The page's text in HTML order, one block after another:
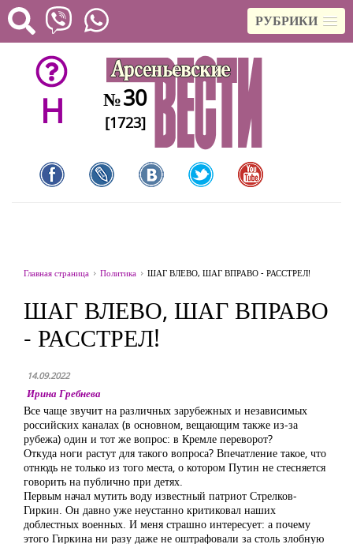
РУБРИКИ
H №30
[1723]
Главная страница Политика ШАГ ВЛЕВО, ШАГ ВПРАВО - РАССТРЕЛ!
ШАГ ВЛЕВО, ШАГ ВПРАВО
- РАССТРЕЛ!
14.09.2022
Ирина Гребнева
Все чаще звучит на различных зарубежных и независимых
российских каналах (в основном, вещающим также из-за
рубежа) один и тот же вопрос: в Кремле переворот?
Откуда ноги растут для такого вопроса? Впечатление такое, что
отнюдь не только из того места, о котором Путин не стесняется
говорить на публично при детях.
Первым начал мутить воду известный патриот Стрелков-
Гиркин. Он давно уже неустанно критиковал наших
доблестных военных. И меня страшно интересует: а почему
этого Гиркина ни разу даже не оштрафовали за столь злобную